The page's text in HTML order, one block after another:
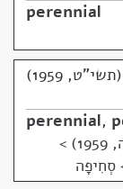
perennial
1959)
perennial,
>
סְחִיפָה